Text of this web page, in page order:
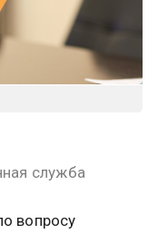
служба
вопросу